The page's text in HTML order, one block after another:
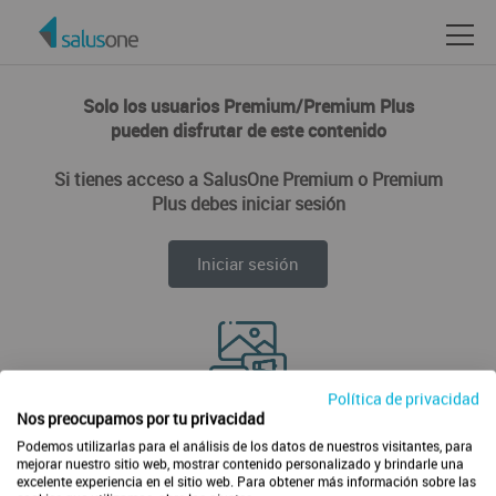
Solo los usuarios Premium/Premium Plus
pueden disfrutar de este contenido
Si tienes acceso a SalusOne Premium o Premium
Plus debes iniciar sesión
Iniciar sesión
Disfruta de todos los contenidos de forma ilimitada
Política de privacidad
Nos preocupamos por tu privacidad
Podemos utilizarlas para el análisis de los datos de nuestros visitantes, para
mejorar nuestro sitio web, mostrar contenido personalizado y brindarle una
excelente experiencia en el sitio web. Para obtener más información sobre las